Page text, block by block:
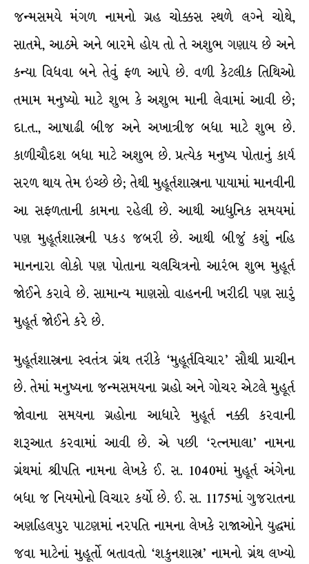
જન્મસમયે મંગળ નામનો ગ્રહ ચોક્કસ સ્થળે લગ્ને ચોથે,
સાતમે, આઠમે અને બારમે હોય તો તે અશુભ ગણાય છે અને
કન્યા વિધવા બને તેવું ફળ આપે છે. વળી કેટલીક તિથિઓ
તમામ મનુષ્યો માટે શુભ કે અશુભ માની લેવામાં આવી છે;
દા.ત., આષાઢી બીજ અને અખાત્રીજ બધા માટે શુભ છે.
કાળીચૌદશ બધા માટે અશુભ છે. પ્રત્યેક મનુષ્ય પોતાનું કાર્ય
સરળ થાય તેમ ઇચ્છે છે; તેથી મુહૂર્તશાસ્ત્રના પાયામાં માનવીની
આ સફળતાની કામના રહેલી છે. આથી આધુનિક સમયમાં
પણ મુહૂર્તશાસ્ત્રની પકડ જબરી છે. આથી બીજું કશું નહિ
માનનારા લોકો પણ પોતાના ચલચિત્રનો આરંભ શુભ મુહૂર્ત
જોઈને કરાવે છે. સામાન્ય માણસો વાહનની ખરીદી પણ સારું
મુહૂર્ત જોઈને કરે છે.
મુહૂર્તશાસ્ત્રના સ્વતંત્ર ગ્રંથ તરીકે ‘મુહૂર્તવિચાર’ સૌથી પ્રાચીન
છે. તેમાં મનુષ્યના જન્મસમયના ગ્રહો અને ગોચર એટલે મુહૂર્ત
જોવાના સમયના ગ્રહોના આધારે મુહૂર્ત નક્કી કરવાની
શરૂઆત કરવામાં આવી છે. એ પછી ‘રત્નમાલા’ નામના
ગ્રંથમાં શ્રીપતિ નામના લેખકે ઈ. સ. 1040માં મુહૂર્ત અંગેના
બધા જ નિયમોનો વિચાર કર્યો છે. ઈ. સ. 1175માં ગુજરાતના
અણહિલપુર પાટણમાં નરપતિ નામના લેખકે રાજાઓને યુદ્ધમાં
જવા માટેનાં મુહૂર્તો બતાવતો ‘શકુનશાસ્ત્ર’ નામનો ગ્રંથ લખ્યો